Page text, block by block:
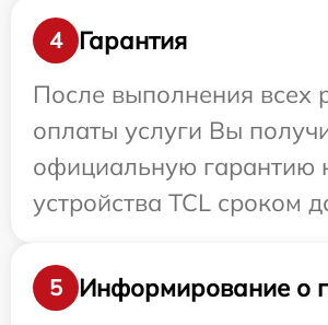
4
Гарантия
После выполнения всех
оплаты услуги Вы
официальную гарантию
устройства TCL сроком
5
Информирование о